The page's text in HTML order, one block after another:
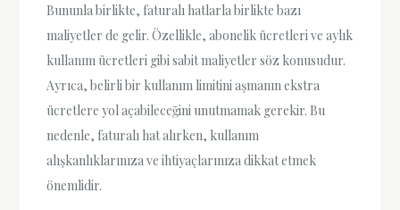
Bununla birlikte, faturalı hatlarla birlikte bazı
maliyetler de gelir. Özellikle, abonelik ücretleri ve aylık
kullanım ücretleri gibi sabit maliyetler söz konusudur.
Ayrıca, belirli bir kullanım limitini aşmanın ekstra
ücretlere yol açabileceğini unutmamak gerekir. Bu
nedenle, faturalı hat alırken, kullanım
alışkanlıklarınıza ve ihtiyaçlarınıza dikkat etmek
önemlidir.